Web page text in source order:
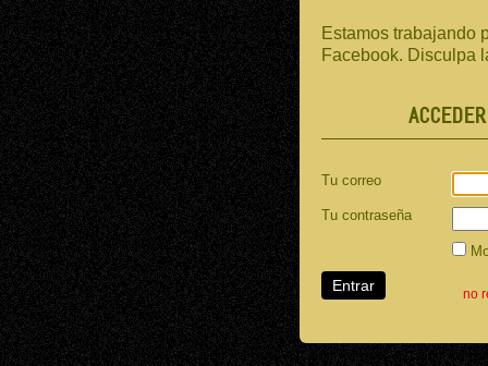
Estamos trabajando
Facebook. Disculpa
Tu correo
Tu contraseña
no